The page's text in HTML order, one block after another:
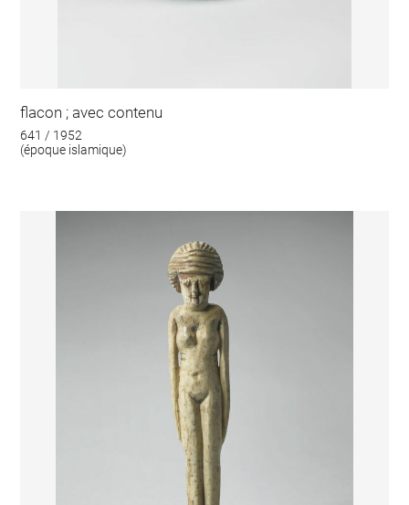
flacon ; avec contenu
641 / 1952
(époque islamique)